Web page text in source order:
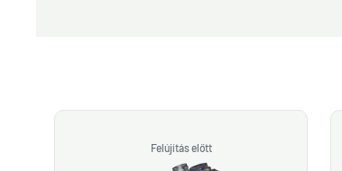
Felújítás előtt